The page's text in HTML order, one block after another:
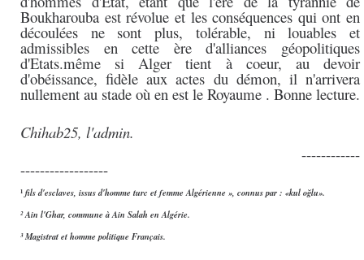
Boukharouba est révolue et les conséquences qui ont en
découlées ne sont plus, tolérable, ni louables et
admissibles en cette ère d'alliances géopolitiques
d'Etats.même si Alger tient à coeur, au devoir
d'obéissance, fidèle aux actes du démon, il n'arrivera
nullement au stade où en est le Royaume . Bonne lecture.
Chihab25, l'admin.
------------
------------------
¹ fils d'esclaves, issus d'homme turc et femme Algérienne », connus par : «kul oğlu».
² Ain l'Ghar, commune à Ain Salah en Algérie.
³Magistrat et homme politique Français.